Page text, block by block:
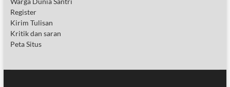
Register
Kirim Tulisan
Kritik dan saran
Peta Situs